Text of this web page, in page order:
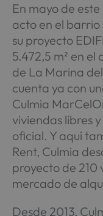
En mayo de
acto en el
su proyecto
5.472,5 m² en
de La Marina
cuenta ya con
Culmia
viviendas libres
oficial. Y aquí
Rent, Culmia
proyecto de 210
mercado de
Desde 2013,